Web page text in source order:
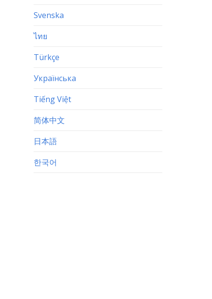
Svenska
ไทย
Türkçe
Українська
Tiếng Việt
简体中文
日本語
한국어